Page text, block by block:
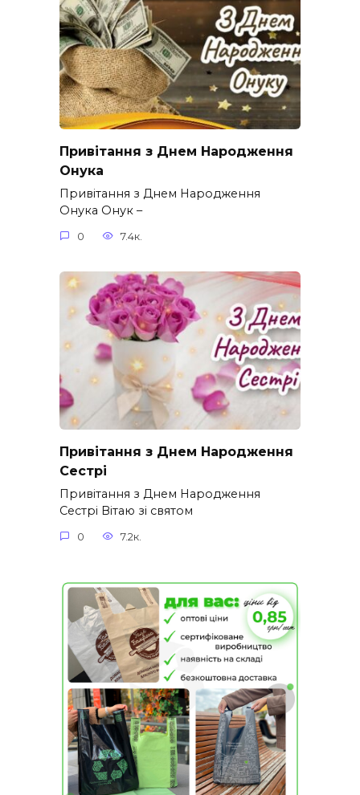
Привітання з Днем Народження
Онука
Привітання з Днем Народження
Онука Онук –
0 7.4к.
Привітання з Днем Народження
Сестрі
Привітання з Днем Народження
Сестрі Вітаю зі святом
0 7.2к.